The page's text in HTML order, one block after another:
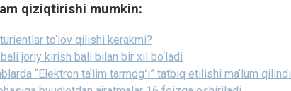
qiziqtirishi mumkin:
to‘lov qilishi kerakmi?
bali joriy kirish bali bilan bir xil bo‘ladi
“Elektron taʼlim tarmogʻi” tatbiq etilishi ma’lum qilindi